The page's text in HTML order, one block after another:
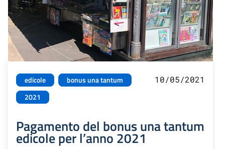
edicole
bonus una tantum
2021
10/05/2021
Pagamento del bonus una tantum
edicole per l’anno 2021